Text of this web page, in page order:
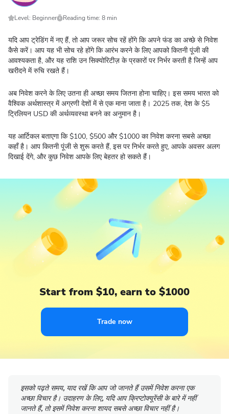
Level: Beginner Reading time: 8 min
यदि आप ट्रेडिंग में नए हैं, तो आप जरूर सोच रहें होंगे कि अपने फंड का अच्छे से निवेश
कैसे करें। आप यह भी सोच रहे होंगे कि आरंभ करने के लिए आपको कितनी पूंजी की
आवश्यकता है, और यह राशि उन सिक्योरिटीज़ के प्रकारों पर निर्भर करती है जिन्हें आप
खरीदने में रुचि रखते हैं।
अब निवेश करने के लिए उतना ही अच्छा समय जितना होना चाहिए। इस समय भारत को
वैश्विक अर्थशास्त्र में अग्रणी देशों में से एक माना जाता है। 2025 तक, देश के $5
ट्रिलियन USD की अर्थव्यवस्था बनने का अनुमान है।
यह आर्टिकल बताएगा कि $100, $500 और $1000 का निवेश करना सबसे अच्छा
कहाँ है। आप कितनी पूंजी से शुरू करते हैं, इस पर निर्भर करते हुए, आपके अवसर अलग
दिखाई देंगे, और कुछ निवेश आपके लिए बेहतर हो सकते हैं।
Start from $10, earn to $1000
Trade now
इसको पढ़ते समय, याद रखें कि आप जो जानते हैं उसमें निवेश करना एक
अच्छा विचार है। उदाहरण के लिए, यदि आप क्रिप्टोक्यूरेंसी के बारे में नहीं
जानते हैं, तो इसमें निवेश करना शायद सबसे अच्छा विचार नहीं है।